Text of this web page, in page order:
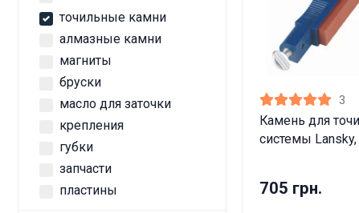
точильные камни
алмазные камни
магниты
бруски
масло для заточки
крепления
губки
запчасти
пластины
3
Камень для
системы
705 грн.